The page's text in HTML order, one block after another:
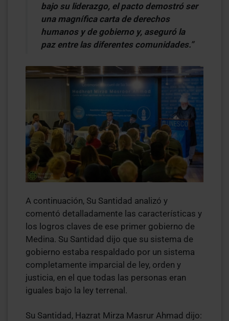
bajo su liderazgo, el pacto demostró ser
una magnífica carta de derechos
humanos y de gobierno y, aseguró la
paz entre las diferentes comunidades.”
A continuación, Su Santidad analizó y
comentó detalladamente las características y
los logros claves de ese primer gobierno de
Medina. Su Santidad dijo que su sistema de
gobierno estaba respaldado por un sistema
completamente imparcial de ley, orden y
justicia, en el que todas las personas eran
iguales bajo la ley terrenal.
Su Santidad, Hazrat Mirza Masrur Ahmad dijo: